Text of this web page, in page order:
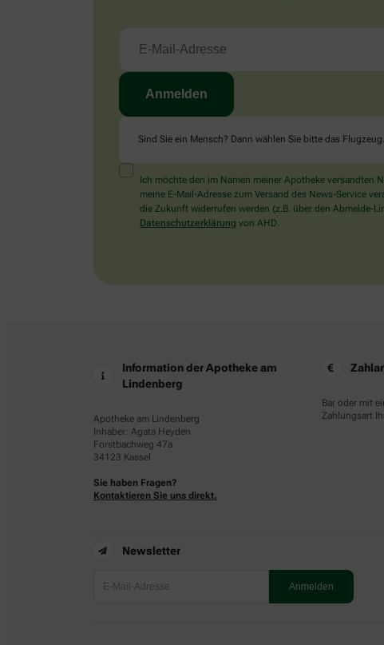
Sind Sie ein Mensch? Dann wählen Sie bitte das Flugzeug.
Ich möchte den im Namen meiner Apotheke versandten
meine E-Mail-Adresse zum Versand des News-Service
die Zukunft widerrufen werden (z.B. über den Abmelde-
Datenschutzerklärung von AHD.
Information der Apotheke am
Lindenberg
Apotheke am Lindenberg
Inhaber: Agata Heyden
Forstbachweg 47a
34123 Kassel
Sie haben Fragen?
Kontaktieren Sie uns direkt.
Bar oder mit
Zahlungsart
Newsletter